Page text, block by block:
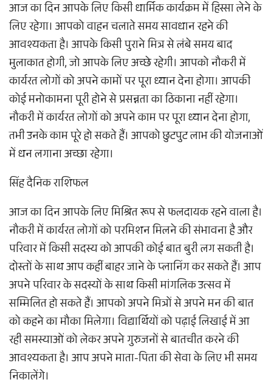
आज का दिन आपके लिए किसी धार्मिक कार्यक्रम में हिस्सा लेने के
लिए रहेगा। आपको वाहन चलाते समय सावधान रहने की
आवश्यकता है। आपके किसी पुराने मित्र से लंबे समय बाद
मुलाकात होगी, जो आपके लिए अच्छे रहेगी। आपको नौकरी में
कार्यरत लोगों को अपने कामों पर पूरा ध्यान देना होगा। आपकी
कोई मनोकामना पूरी होने से प्रसन्नता का ठिकाना नहीं रहेगा।
नौकरी में कार्यरत लोगों को अपने काम पर पूरा ध्यान देना होगा,
तभी उनके काम पूरे हो सकते हैं। आपको छुटपुट लाभ की योजनाओं
में धन लगाना अच्छा रहेगा।
सिंह दैनिक राशिफल
आज का दिन आपके लिए मिश्रित रूप से फलदायक रहने वाला है।
नौकरी में कार्यरत लोगों को परमिशन मिलने की संभावना है और
परिवार में किसी सदस्य को आपकी कोई बात बुरी लग सकती है।
दोस्तों के साथ आप कहीं बाहर जाने के प्लानिंग कर सकते हैं। आप
अपने परिवार के सदस्यों के साथ किसी मांगलिक उत्सव में
सम्मिलित हो सकते हैं। आपको अपने मित्रों से अपने मन की बात
को कहने का मौका मिलेगा। विद्यार्थियों को पढ़ाई लिखाई में आ
रही समस्याओं को लेकर अपने गुरुजनों से बातचीत करने की
आवश्यकता है। आप अपने माता-पिता की सेवा के लिए भी समय
निकालेंगे।